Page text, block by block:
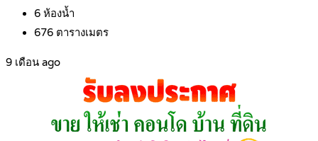
6 ห้องน้ำ
676 ตารางเมตร
9 เดือน ago